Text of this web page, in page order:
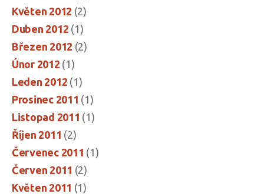
Květen 2012 (2)
Duben 2012 (1)
Březen 2012 (2)
Únor 2012 (1)
Leden 2012 (1)
Prosinec 2011 (1)
Listopad 2011 (1)
Říjen 2011 (2)
Červenec 2011 (1)
Červen 2011 (2)
Květen 2011 (1)